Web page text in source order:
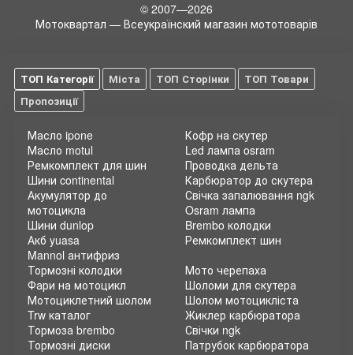
© 2007—2026
Мотоквартал — Всеукраїнский магазин мототоварів
ТОП Категорії Міста ТОП Сторінки
ТОП Товари
Пропозиції
Масло ipone
Масло motul
Ремкомплект для шин
Шини continental
Акумулятор до
мотоцикла
Шини dunlop
Акб yuasa
Mannol антифриз
Кофр на скутер
Led лампа osram
Проводка дельта
Карбюратор до скутера
Свічка запалювання ngk
Osram лампа
Brembo колодки
Ремкомплект шин
Тормозні колодки
Фари на мотоцикл
Мотоциклетний шолом
Trw каталог
Тормоза brembo
Тормозні диски
Мото черепаха
Шоломи для скутера
Шолом мотоцикліста
Жиклер карбюратора
Свічки ngk
Патрубок карбюратора